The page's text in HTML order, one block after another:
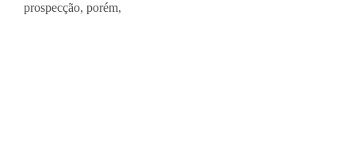
prospecção, porém,